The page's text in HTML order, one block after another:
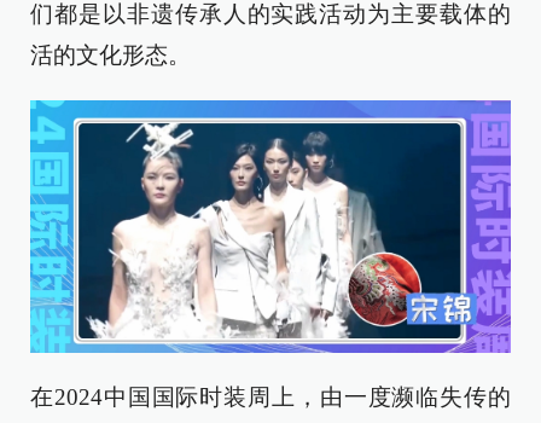
们都是以非遗传承人的实践活动为主要载体的
活的文化形态。
在2024中国国际时装周上，由一度濒临失传的